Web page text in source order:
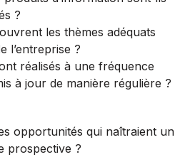
?
les thèmes adéquats
l’entreprise ?
réalisés à une fréquence
à jour de manière régulière ?
opportunités qui naîtraient un
prospective ?